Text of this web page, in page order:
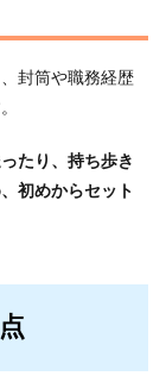
封筒や職務経歴
たり、持ち歩き
初めからセット